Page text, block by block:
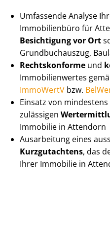
Umfassende Analyse
Immobilienbüro für
Besichtigung vor Ort
Grundbuchauszug,
Rechtskonforme und
Im­mo­bi­li­en­wer­tes
ImmoWertV bzw.
Einsatz von
zulässigen
Immobilie in Attendorn
Ausarbeitung eines
Kurzgutachtens, das
Ihrer Immobilie in